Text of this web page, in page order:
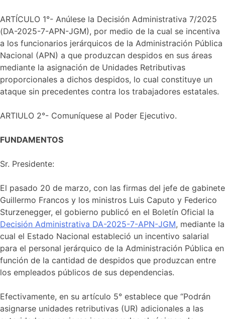
ARTÍCULO 1°- Anúlese la Decisión Administrativa 7/2025
(DA-2025-7-APN-JGM), por medio de la cual se incentiva
a los funcionarios jerárquicos de la Administración Pública
Nacional (APN) a que produzcan despidos en sus áreas
mediante la asignación de Unidades Retributivas
proporcionales a dichos despidos, lo cual constituye un
ataque sin precedentes contra los trabajadores estatales.
ARTIULO 2°- Comuníquese al Poder Ejecutivo.
FUNDAMENTOS
Sr. Presidente:
El pasado 20 de marzo, con las firmas del jefe de gabinete
Guillermo Francos y los ministros Luis Caputo y Federico
Sturzenegger, el gobierno publicó en el Boletín Oficial la
Decisión Administrativa DA-2025-7-APN-JGM, mediante la
cual el Estado Nacional estableció un incentivo salarial
para el personal jerárquico de la Administración Pública en
función de la cantidad de despidos que produzcan entre
los empleados públicos de sus dependencias.
Efectivamente, en su artículo 5° establece que “Podrán
asignarse unidades retributivas (UR) adicionales a las